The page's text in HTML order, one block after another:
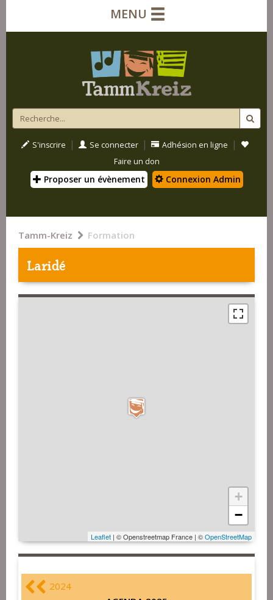
MENU
S'inscrire | Se connecter | Adhésion en ligne |
Faire un don
Proposer un évènement Connexion Admin
Tamm-Kreiz Formation
Laridé
+
−
Leaflet | © Openstreetmap France | ©OpenStreetMap
2024